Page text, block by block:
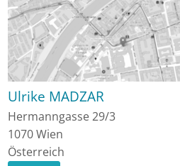
Ulrike MADZAR
Hermanngasse 29/3
1070Wien
Österreich